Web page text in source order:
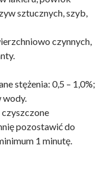
sztucznych, szyb,
czynnych,
stężenia: 0,5 – 1,0%;
pozostawić do
1 minutę.